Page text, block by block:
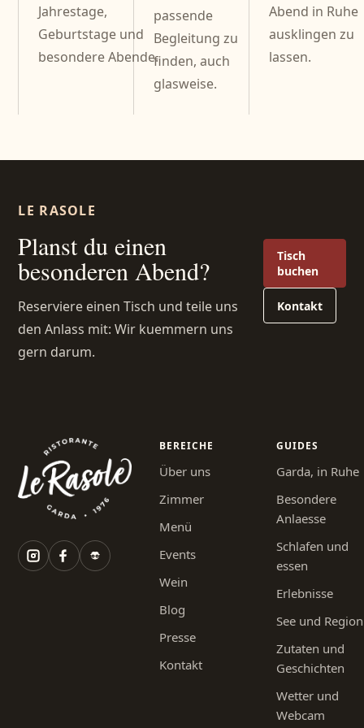
Jahrestage,
Geburtstage und
besondere Abende.
passende
Begleitung zu
finden, auch
glasweise.
Abend in Ruhe
ausklingen zu
lassen.
LE RASOLE
Planst du einen
besonderen Abend?
Reserviere einen Tisch und teile uns
den Anlass mit: Wir kuemmern uns
gern darum.
Tisch
buchen
Kontakt
BEREICHE
Über uns
Zimmer
Menü
Events
Wein
Blog
Presse
Kontakt
GUIDES
Garda, in Ruhe
Besondere
Anlaesse
Schlafen und
essen
Erlebnisse
See und Region
Zutaten und
Geschichten
Wetter und
Webcam